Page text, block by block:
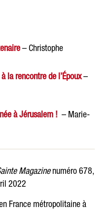
– Christophe
la rencontre de l’Époux–
à Jérusalem ! – Marie-
Magazinenuméro 678,
2022
France métropolitaine à